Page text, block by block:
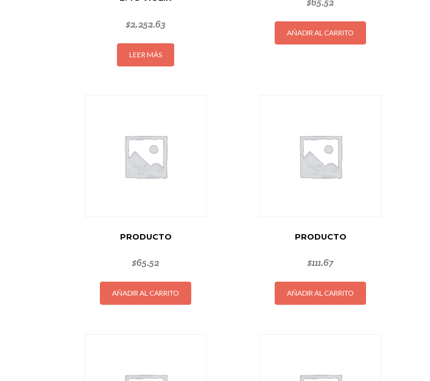
$2,252.63
LEER MÁS
AÑADIR AL CARRITO
PRODUCTO
$65.52
AÑADIR AL CARRITO
PRODUCTO
$111.67
AÑADIR AL CARRITO